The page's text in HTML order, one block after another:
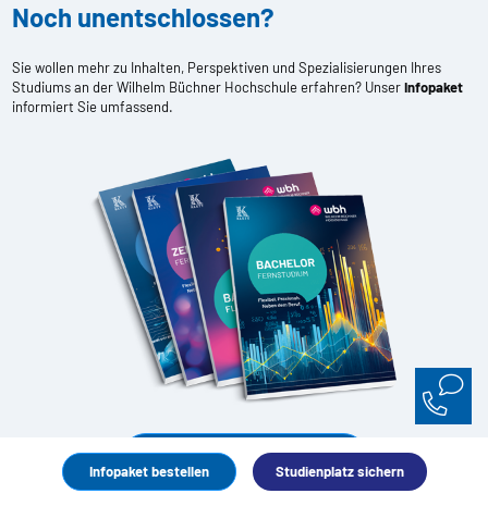
Infopaket bestellen Studienplatz sichern
Noch unentschlossen?
Sie wollen mehr zu Inhalten, Perspektiven und Spezialisierungen Ihres
Studiums an der Wilhelm Büchner Hochschule erfahren? UnserInfopaket
informiert Sie umfassend.
Infopaket anfordern